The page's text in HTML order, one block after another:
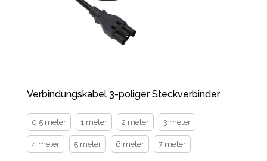
Verbindungskabel 3-poliger Steckverbinder
0.5 meter 1 meter 2 meter 3 meter
4 meter 5 meter 6 meter 7 meter